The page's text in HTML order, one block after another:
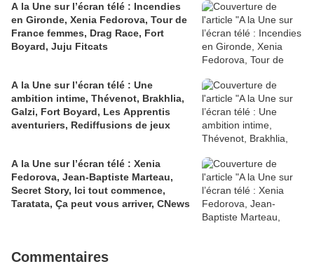
A la Une sur l’écran télé : Incendies
en Gironde, Xenia Fedorova, Tour de
France femmes, Drag Race, Fort
Boyard, Juju Fitcats
A la Une sur l’écran télé : Une
ambition intime, Thévenot, Brakhlia,
Galzi, Fort Boyard, Les Apprentis
aventuriers, Rediffusions de jeux
A la Une sur l’écran télé : Xenia
Fedorova, Jean-Baptiste Marteau,
Secret Story, Ici tout commence,
Taratata, Ça peut vous arriver, CNews
Commentaires